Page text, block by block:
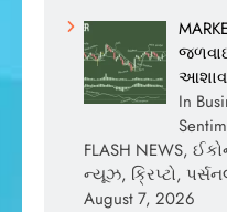
In
FLASH NEWS,
ન્યૂઝ, ક્રિપ્ટો,
August 7, 2026